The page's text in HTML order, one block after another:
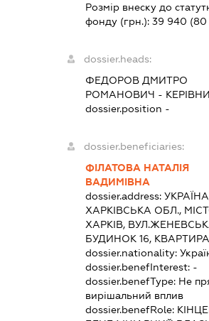
Розмір внеску до
фонду (грн.): 39 940 (80
dossier.heads:
ФЕДОРОВ ДМИТРО
РОМАНОВИЧ -
dossier.position -
dossier.beneficiaries:
ФІЛАТОВА НАТАЛІЯ
ВАДИМІВНА
dossier.address:
ХАРКІВСЬКА ОБЛ.,
ХАРКІВ,
БУДИНОК 16,
dossier.nationality:
dossier.benefInterest: -
dossier.benefType: Не
вирішальний вплив
dossier.benefRole: